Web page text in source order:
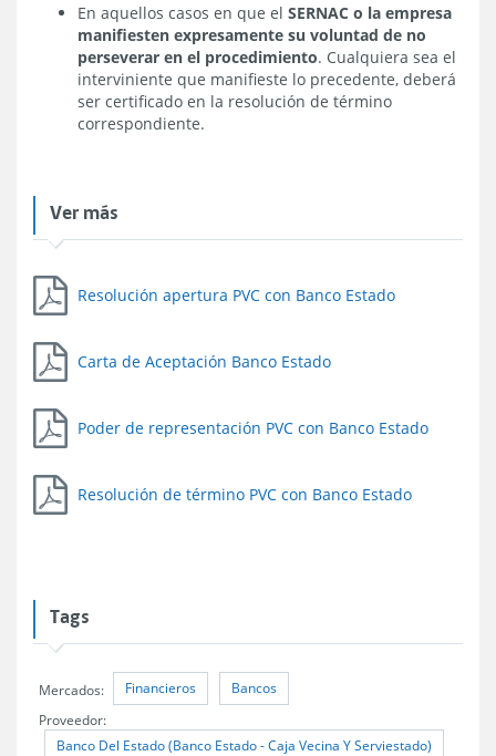
En aquellos casos en que el SERNAC o la empresa
manifiesten expresamente su voluntad de no
perseverar en el procedimiento. Cualquiera sea el
interviniente que manifieste lo precedente, deberá
ser certificado en la resolución de término
correspondiente.
Ver más
Resolución apertura PVC con Banco Estado
Carta de Aceptación Banco Estado
Poder de representación PVC con Banco Estado
Resolución de término PVC con Banco Estado
Tags
Mercados: Financieros Bancos
Proveedor:
Banco Del Estado (Banco Estado - Caja Vecina Y Serviestado)